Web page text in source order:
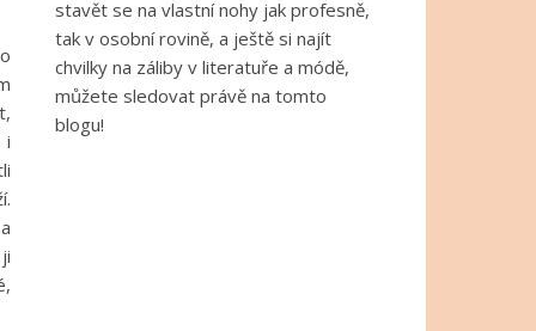
i
stavět se na vlastní nohy jak profesně,
tak v osobní rovině, a ještě si najít
chvilky na záliby v literatuře a módě,
můžete sledovat právě na tomto
blogu!